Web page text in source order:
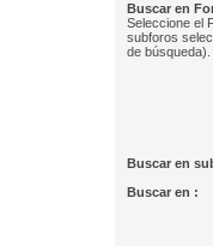
Buscar en
Seleccione el
subforos
de búsqueda).
Buscar en
Buscar en :